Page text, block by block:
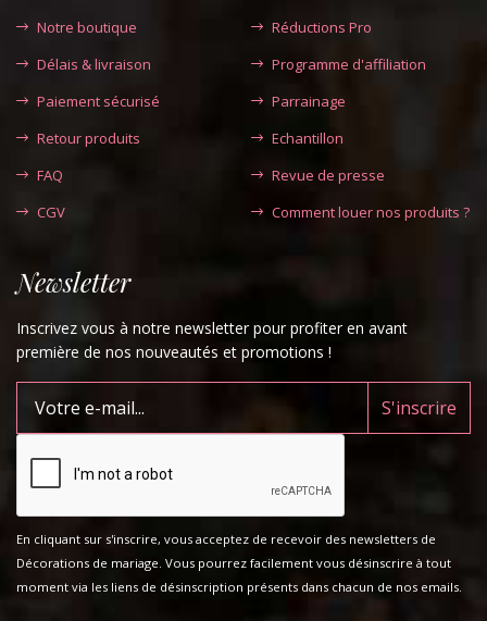
Notre boutique
Délais & livraison
Paiement sécurisé
Retour produits
FAQ
CGV
Réductions Pro
Programme d'affiliation
Parrainage
Echantillon
Revue de presse
Comment louer nos produits ?
Newsletter
Inscrivez vous à notre newsletter pour profiter en avant
première de nos nouveautés et promotions !
En cliquant sur s'inscrire, vous acceptez de recevoir des newsletters de
Décorations de mariage. Vous pourrez facilement vous désinscrire à tout
moment via les liens de désinscription présents dans chacun de nos emails.